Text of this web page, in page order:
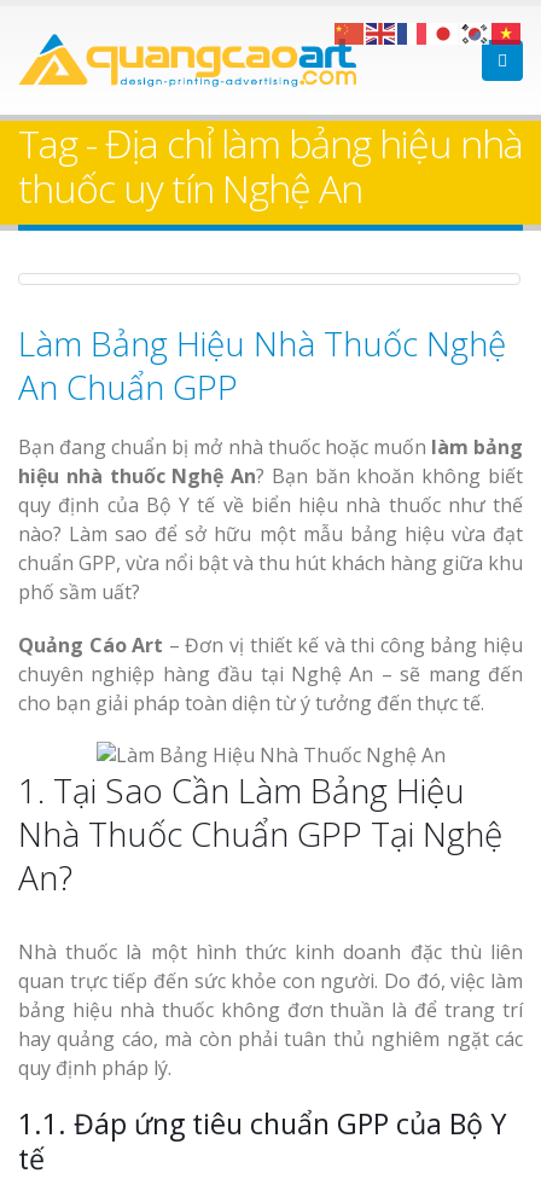
Tag - Địa chỉ làm bảng hiệu nhà
thuốc uy tín Nghệ An
Làm Bảng Hiệu Nhà Thuốc Nghệ
An Chuẩn GPP
Bạn đang chuẩn bị mở nhà thuốc hoặc muốn làm bảng
hiệu nhà thuốc Nghệ An? Bạn băn khoăn không biết
quy định của Bộ Y tế về biển hiệu nhà thuốc như thế
nào? Làm sao để sở hữu một mẫu bảng hiệu vừa đạt
chuẩn GPP, vừa nổi bật và thu hút khách hàng giữa khu
phố sầm uất?
Quảng Cáo Art – Đơn vị thiết kế và thi công bảng hiệu
chuyên nghiệp hàng đầu tại Nghệ An – sẽ mang đến
cho bạn giải pháp toàn diện từ ý tưởng đến thực tế.
1. Tại Sao Cần Làm Bảng Hiệu
Nhà Thuốc Chuẩn GPP Tại Nghệ
An?
Nhà thuốc là một hình thức kinh doanh đặc thù liên
quan trực tiếp đến sức khỏe con người. Do đó, việc làm
bảng hiệu nhà thuốc không đơn thuần là để trang trí
hay quảng cáo, mà còn phải tuân thủ nghiêm ngặt các
quy định pháp lý.
1.1. Đáp ứng tiêu chuẩn GPP của Bộ Y
tế
Làm bảng hiệu gỗ tại
Bảng gỗ treo cửa
Làm bảng hiệu gỗ tại
Biên Hòa
Làm bảng hiệu gỗ tại
Nghệ An
Làm Biển
Làm bảng
Làm biển
Dương
Thi công
cáo Thuận
Dương
tóc Thuận An
Thi công
cáo Vinh
Làm biển
Nghệ An giá